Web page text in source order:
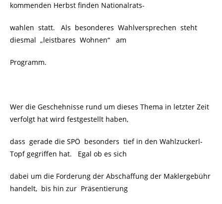
kommenden Herbst finden Nationalrats-
wahlen statt. Als besonderes Wahlversprechen steht
diesmal „leistbares Wohnen“
am
Programm.
Wer die Geschehnisse rund um dieses Thema in letzter Zeit
verfolgt hat wird festgestellt haben,
dass gerade die SPÖ besonders tief in den Wahlzuckerl-
Topf gegriffen hat. Egal ob es sich
dabei um die Forderung der Abschaffung der Maklergebühr
handelt, bis hin zur Präsentierung